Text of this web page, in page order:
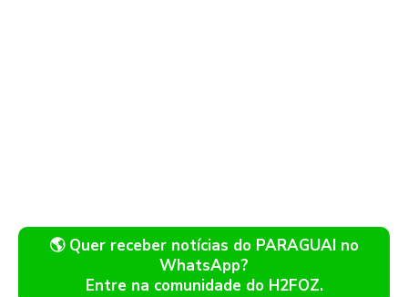
🌎 Quer receber notícias do PARAGUAI no
WhatsApp?
Entre na comunidade do H2FOZ.